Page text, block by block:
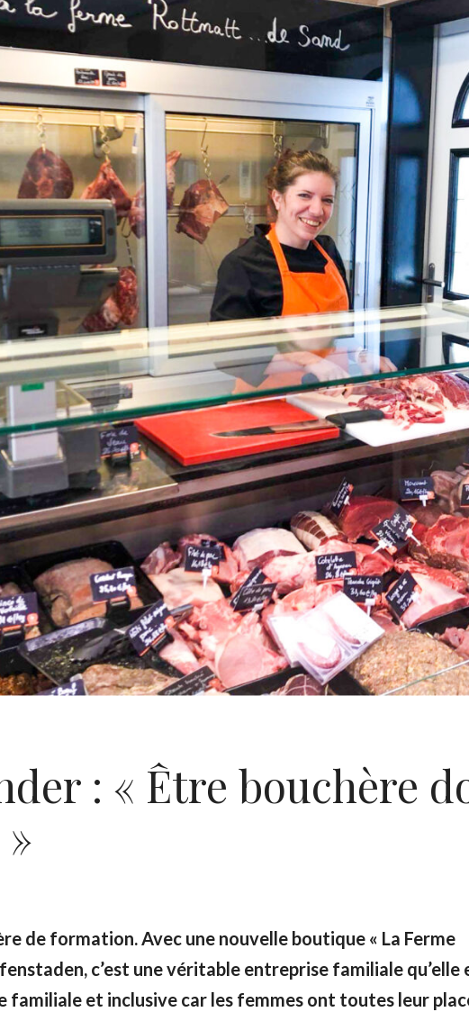
: « Être bouchère
de formation. Avec une nouvelle boutique « La Ferme
c’est une véritable entreprise familiale qu’elle
et inclusive car les femmes ont toutes leur